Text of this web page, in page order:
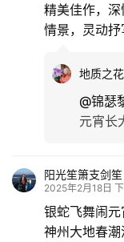
多
精美佳作，
情景，灵动抒
地质之花
@锦瑟
元宵长
阳光笙箫支剑笙
2025年2月18日
银蛇飞舞闹元
神州大地春潮